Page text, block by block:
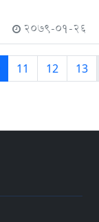
2079-01-26
11 12 13